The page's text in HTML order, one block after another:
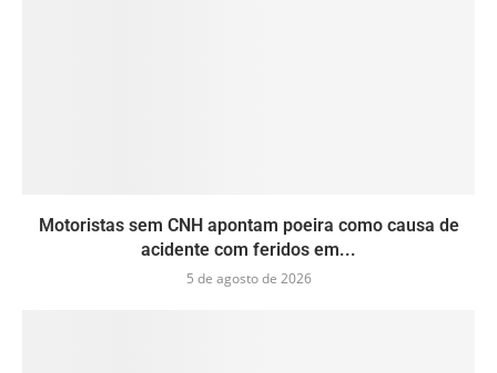
Motoristas sem CNH apontam poeira como causa de
acidente com feridos em...
5 de agosto de 2026